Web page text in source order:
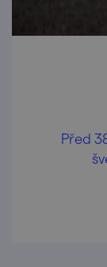
Před